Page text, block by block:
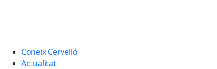
Coneix Cervelló
Actualitat